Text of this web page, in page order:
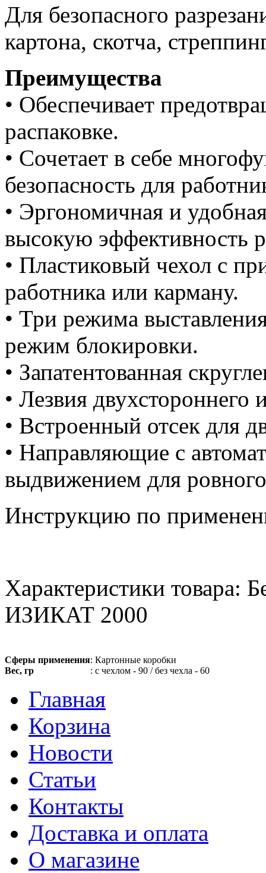
Для безопасного
картона, скотча,
Преимущества
• Обеспечивает
распаковке.
• Cочетает в себе
безопасность для
• Эргономичная и
высокую эффективность
• Пластиковый чехол с
работника или карману.
• Три режима
режим блокировки.
• Запатентованная
• Лезвия двухстороннего
• Встроенный отсек для
• Направляющие с
выдвижением для
Инструкцию по
Характеристики товара:
ИЗИКАТ 2000
Сферы применения: Картонные коробки
Вес, гр
: с чехлом - 90 / без чехла - 60
Главная
Корзина
Новости
Статьи
Контакты
Доставка и оплата
О магазине